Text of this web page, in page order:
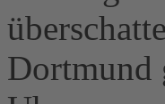
Dortmund